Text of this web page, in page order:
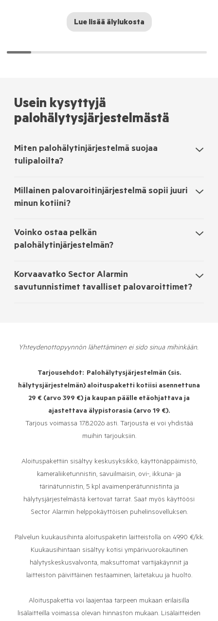
Lue lisää älylukosta
Usein kysyttyjä
palohälytysjärjestelmästä
Miten palohälytinjärjestelmä suojaa
tulipaloilta?
Millainen palovaroitinjärjestelmä sopii juuri
minun kotiini?
Voinko ostaa pelkän
palohälytinjärjestelmän?
Korvaavatko Sector Alarmin
savutunnistimet tavalliset palovaroittimet?
Yhteydenottopyynnön lähettäminen ei sido sinua mihinkään.
Tarjousehdot: Palohälytysjärjestelmän (sis.
hälytysjärjestelmän) aloituspaketti kotiisi asennettuna
29 € (arvo 399 €) ja kaupan päälle etäohjattava ja
ajastettava älypistorasia (arvo 19 €).
Tarjous voimassa 17.8.2026 asti. Tarjousta ei voi yhdistää
muihin tarjouksiin.
Aloituspakettiin sisältyy keskusyksikkö, käyttönäppäimistö,
kameraliiketunnistin, savuilmaisin, ovi-, ikkuna- ja
tärinätunnistin, 5 kpl avaimenperätunnistinta ja
hälytysjärjestelmästä kertovat tarrat. Saat myös käyttöösi
Sector Alarmin helppokäyttöisen puhelinsovelluksen.
Palvelun kuukausihinta aloituspaketin laitteistolla on 49,90 €/kk.
Kuukausihintaan sisältyy kotisi ympärivuorokautinen
hälytyskeskusvalvonta, maksuttomat vartijakäynnit ja
laitteiston päivittäinen testaaminen, laitetakuu ja huolto.
Aloituspakettia voi laajentaa tarpeen mukaan erilaisilla
lisälaitteilla voimassa olevan hinnaston mukaan. Lisälaitteiden